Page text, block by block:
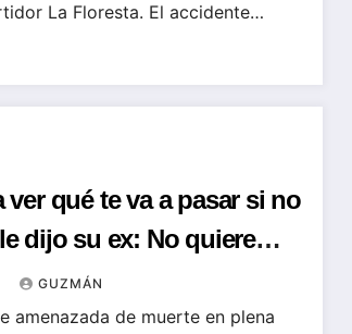
La Floresta. El accidente…
ver qué te va a pasar si no
dijo su ex: No quiere
y la amenaza de
plena feria
GUZMÁN
amenazada de muerte en plena